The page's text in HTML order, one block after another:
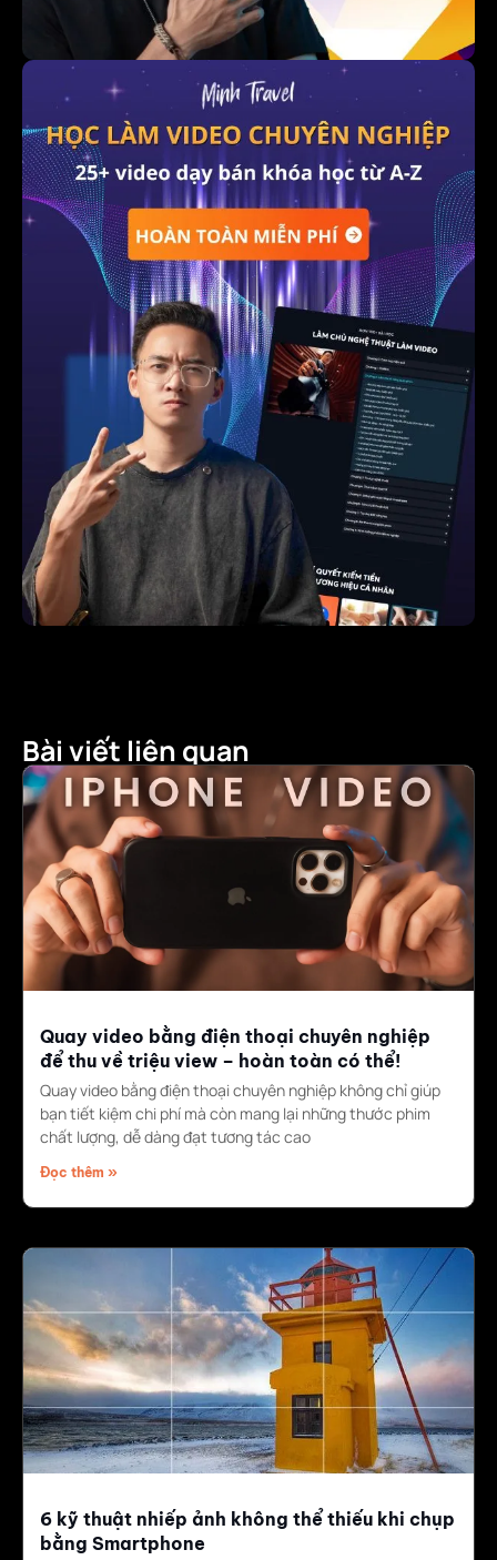
Bài viết liên quan
Quay video bằng điện thoại chuyên nghiệp
để thu về triệu view – hoàn toàn có thể!
Quay video bằng điện thoại chuyên nghiệp không chỉ giúp
bạn tiết kiệm chi phí mà còn mang lại những thước phim
chất lượng, dễ dàng đạt tương tác cao
Đọc thêm »
6 kỹ thuật nhiếp ảnh không thể thiếu khi chụp
bằng Smartphone